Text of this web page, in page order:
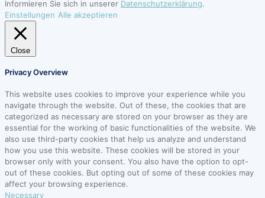
Informieren Sie sich in unserer Datenschutzerklärung.
Einstellungen Alle akzeptieren
Close
Privacy Overview
This website uses cookies to improve your experience while you
navigate through the website. Out of these, the cookies that are
categorized as necessary are stored on your browser as they are
essential for the working of basic functionalities of the website. We
also use third-party cookies that help us analyze and understand
how you use this website. These cookies will be stored in your
browser only with your consent. You also have the option to opt-
out of these cookies. But opting out of some of these cookies may
affect your browsing experience.
Necessary